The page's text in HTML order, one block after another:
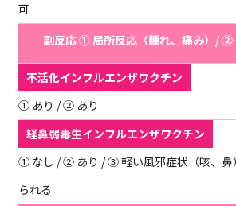
可
副反応 ① 局所反応（腫れ、痛み）/
① あり / ② あり
① なし / ② あり / ③ 軽い風邪症状（咳、鼻
られる